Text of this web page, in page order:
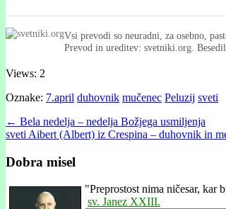
Vsi prevodi so neuradni, za osebno,
Prevod in ureditev: svetniki.org.
Views: 2
Oznake: 7.april duhovnik mučenec Peluzij sveti
Post
navigation
← Bela nedelja – nedelja Božjega usmiljenja
sveti Aibert (Albert) iz Crespina – duhovnik in
Dobra misel
"Preprostost nima ničesar, kar
sv. Janez XXIII.